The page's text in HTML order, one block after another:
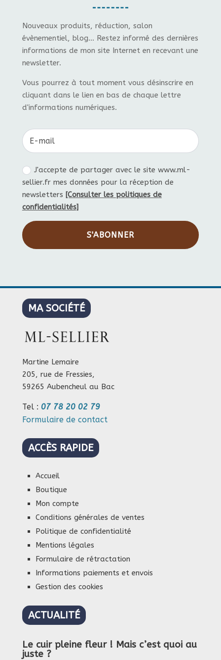
Nouveaux produits, réduction, salon
évènementiel, blog... Restez informé des dernières
informations de mon site Internet en recevant une
newsletter.
Vous pourrez à tout moment vous désinscrire en
cliquant dans le lien en bas de chaque lettre
d'informations numériques.
J'accepte de partager avec le site www.ml-
sellier.fr mes données pour la réception de
newsletters [Consulter les politiques de
confidentialités]
S'ABONNER
MA SOCIÉTÉ
Martine Lemaire
205, rue de Fressies,
59265 Aubencheul au Bac
Tel : 07 78 20 02 79
Formulaire de contact
ACCÈS RAPIDE
Accueil
Boutique
Mon compte
Conditions générales de ventes
Politique de confidentialité
Mentions légales
Formulaire de rétractation
Informations paiements et envois
Gestion des cookies
ACTUALITÉ
Le cuir pleine fleur ! Mais c’est quoi au
juste ?